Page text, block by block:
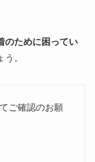
のために困ってい
。
ご確認のお願